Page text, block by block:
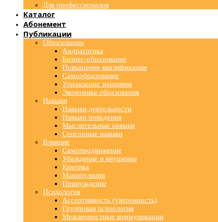
Для профессионалов
Каталог
Абонемент
Публикации
Образование
Андрагогика
Бизнес-образование
Повышение квалификации
Самообразование
Управление знаниями
Экономика образования
Навыки
Навыки деятельности
Навыки поведения
Мыслительные навыки
Сенсорные навыки
Влияние
Самопродвижение
Убеждение и внушение
Критика
Манипуляция
Принуждение
Психология
Ассертивность (уверенность)
Групповая психология
Межличностные коммуникации